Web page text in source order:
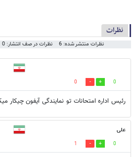
نظرات
نظرات منتشر شده: 6 نظرات در صف انتشار: 0
0
0
رئیس اداره امتحانات تو نمایندگی آیفون چیکار
علی
0
1